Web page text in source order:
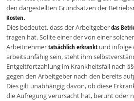
den dargestellten Grundsätzen der
Kosten.
Dies bedeutet, dass der Arbeitgeberdas
tragen hat. Sollte einer der von einer
Arbeitnehmertatsächlich erkrankt und infolge
arbeitsunfähig sein, steht ihm
Entgeltfortzahlung im Krankheitsfall nach §§
gegen den Arbeitgeber nach den bereits
Dies gilt unabhängig davon, ob diese
die Aufregung verursacht hat, beruht oder